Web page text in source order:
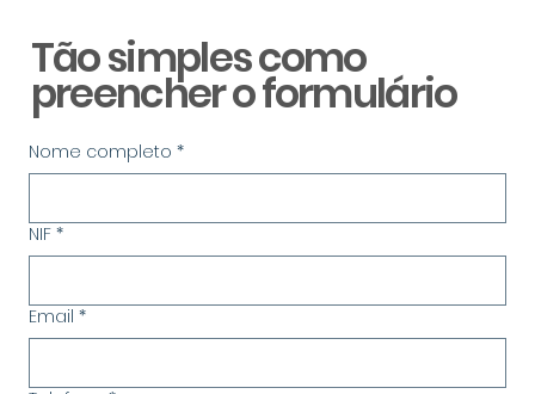
Nome completo *
NIF *
Email *
Tão simples como
preencher o formulário